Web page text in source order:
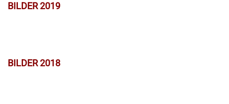
BILDER 2019
BILDER 2018